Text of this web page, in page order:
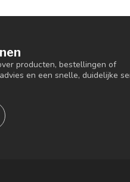
producten, bestellingen of
en een snelle, duidelijke